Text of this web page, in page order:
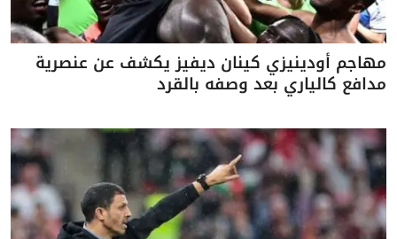
مهاجم أودينيزي كينان ديفيز يكشف عن عنصرية
مدافع كالياري بعد وصفه بالقرد